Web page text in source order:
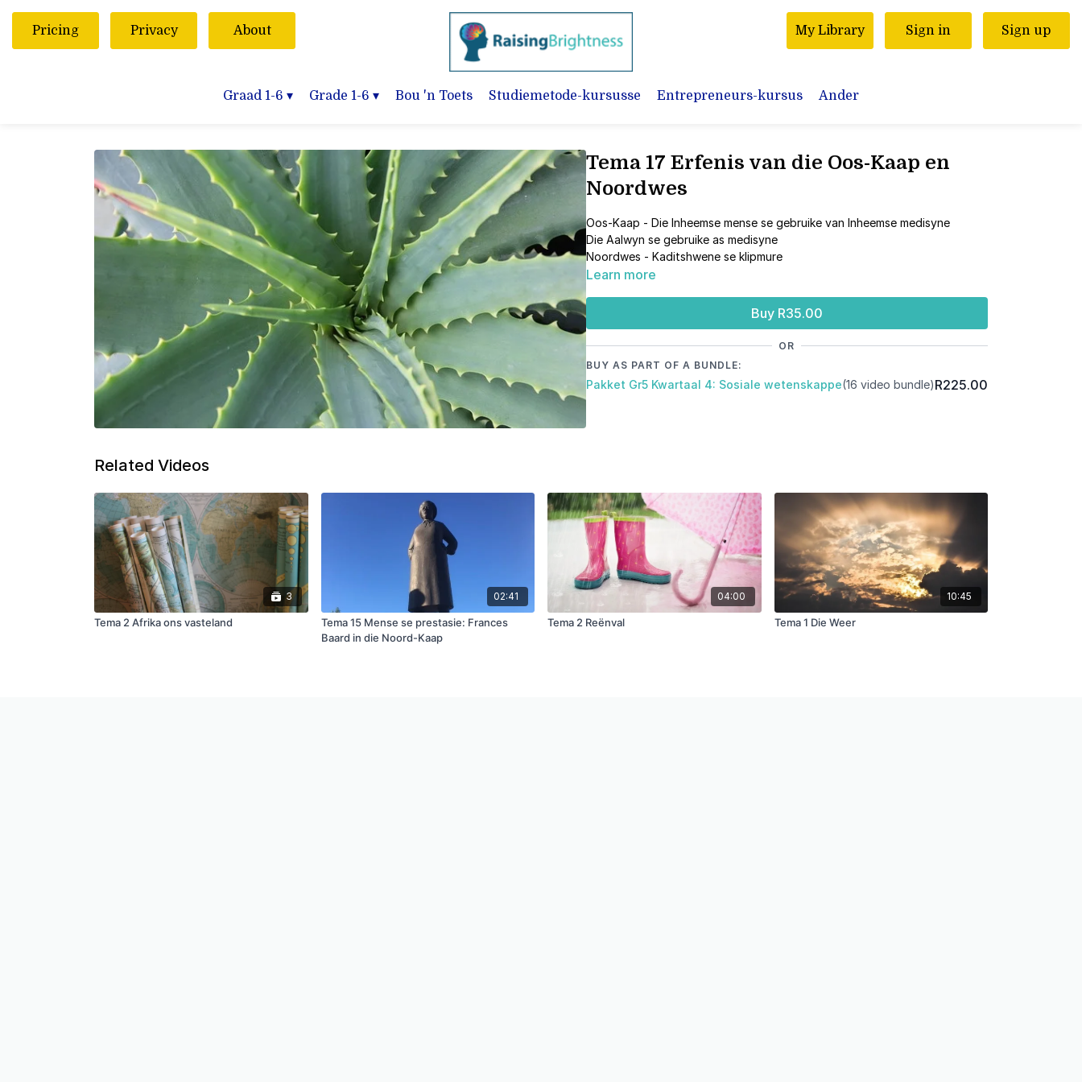
Pricing Privacy About My Library Sign in Sign up
Graad 1-6 ▾ Grade 1-6 ▾ Bou 'n Toets Studiemetode-kursusse Entrepreneurs-kursus Ander
Tema 17 Erfenis van die Oos-Kaap en
Noordwes
Oos-Kaap - Die Inheemse mense se gebruike van Inheemse medisyne
Die Aalwyn se gebruike as medisyne
Noordwes - Kaditshwene se klipmure
Learn more
Buy R35.00
OR
BUY AS PART OF A BUNDLE:
Pakket Gr5 Kwartaal 4: Sosiale wetenskappe(16 video bundle)R225.00
Related Videos
3
Tema 2 Afrika ons vasteland
02:41
Tema 15 Mense se prestasie: Frances
Baard in die Noord-Kaap
04:00
Tema 2 Reënval
10:45
Tema 1 Die Weer